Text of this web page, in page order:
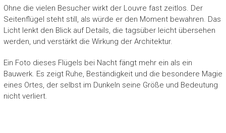
Ohne die vielen Besucher wirkt der Louvre fast zeitlos. Der
Seitenflügel steht still, als würde er den Moment bewahren. Das
Licht lenkt den Blick auf Details, die tagsüber leicht übersehen
werden, und verstärkt die Wirkung der Architektur.
Ein Foto dieses Flügels bei Nacht fängt mehr ein als ein
Bauwerk. Es zeigt Ruhe, Beständigkeit und die besondere Magie
eines Ortes, der selbst im Dunkeln seine Größe und Bedeutung
nicht verliert.